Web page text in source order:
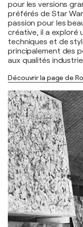
pour les versions
préférés de Star
passion pour les
créative, il a exploré
techniques et de
principalement des
aux qualités
Découvrir la page de